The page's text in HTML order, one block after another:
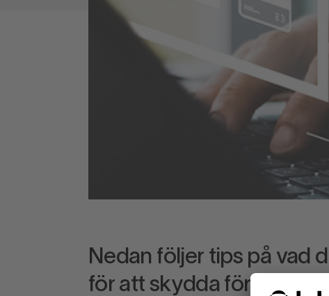
Nedan följer tips på vad
för att skydda företagets